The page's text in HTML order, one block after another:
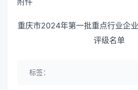
重庆市2024年第一批重点行业企
评级名单
标签：